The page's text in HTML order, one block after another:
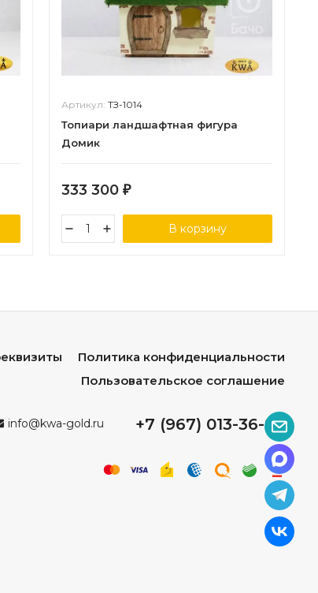
Артикул: ТЗ-1014
Топиари ландшафтная фигура
Домик
333 300 ₽
В корзину
Политика конфиденциальности
Пользовательское соглашение
info@kwa-gold.ru +7 (967) 013-36-96